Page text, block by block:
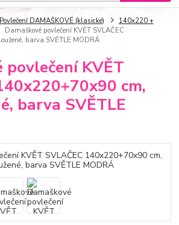
Povlečení DAMAŠKOVÉ (klasické)
140x220 +
Damaškové povlečení KVĚT SVLAČEC
barva SVĚTLE MODRÁ
povlečení KVĚT
cm,
barva SVĚTLE